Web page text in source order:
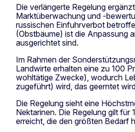
Die verlängerte Regelung
Marktüberwachung und -
russischen Einfuhrverbot
(Obstbäume) ist die Anpassung
ausgerichtet sind.
Im Rahmen der
Landwirte erhalten eine zu 100
wohltätige Zwecke), wodurch
zugeführt) wird, das geerntet
Die Regelung sieht eine
Nektarinen. Die Regelung gilt
erreicht, die den größten Bedarf